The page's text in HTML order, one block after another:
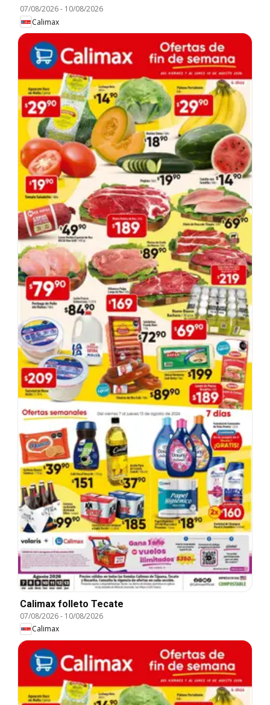
07/08/2026- 10/08/2026
Calimax
Calimax folleto Tecate
07/08/2026- 10/08/2026
Calimax